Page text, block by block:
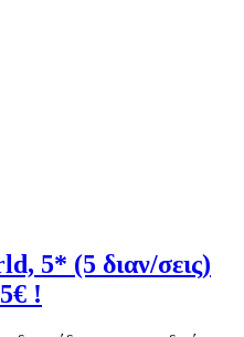
5* (5 διαν/σεις)
!